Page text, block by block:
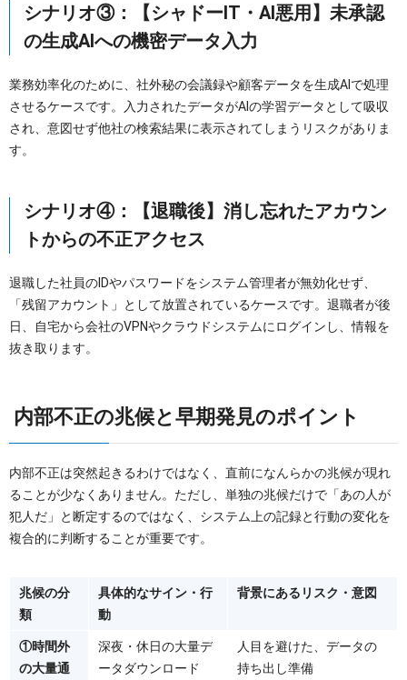
シナリオ③：【シャドーIT・AI悪用】未承認
の生成AIへの機密データ入力
業務効率化のために、社外秘の会議録や顧客データを生成AIで処理
させるケースです。入力されたデータがAIの学習データとして吸収
され、意図せず他社の検索結果に表示されてしまうリスクがありま
す。
シナリオ④：【退職後】消し忘れたアカウン
トからの不正アクセス
退職した社員のIDやパスワードをシステム管理者が無効化せず、
「残留アカウント」として放置されているケースです。退職者が後
日、自宅から会社のVPNやクラウドシステムにログインし、情報を
抜き取ります。
内部不正の兆候と早期発見のポイント
内部不正は突然起きるわけではなく、直前になんらかの兆候が現れ
ることが少なくありません。ただし、単独の兆候だけで「あの人が
犯人だ」と断定するのではなく、システム上の記録と行動の変化を
複合的に判断することが重要です。
兆候の分
類
具体的なサイン・行
動
背景にあるリスク・意図
①時間外
の大量通
深夜・休日の大量デ
ータダウンロード
人目を避けた、データの
持ち出し準備